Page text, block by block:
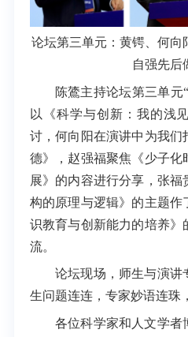
论坛第三单元： 黄锷、 何向
自强先后
陈鷟主持论坛第三单元
以《科学与创新：我的浅
讨，何向阳在演讲中为我们
德》，赵强福聚焦《少子化
展》的内容进行分享，张
构的原理与逻辑》的主题作
识教育与创新能力的培养》
流。
论坛现场，师生与演讲
生问题连连，专家妙语连珠
各位科学家和人文学者